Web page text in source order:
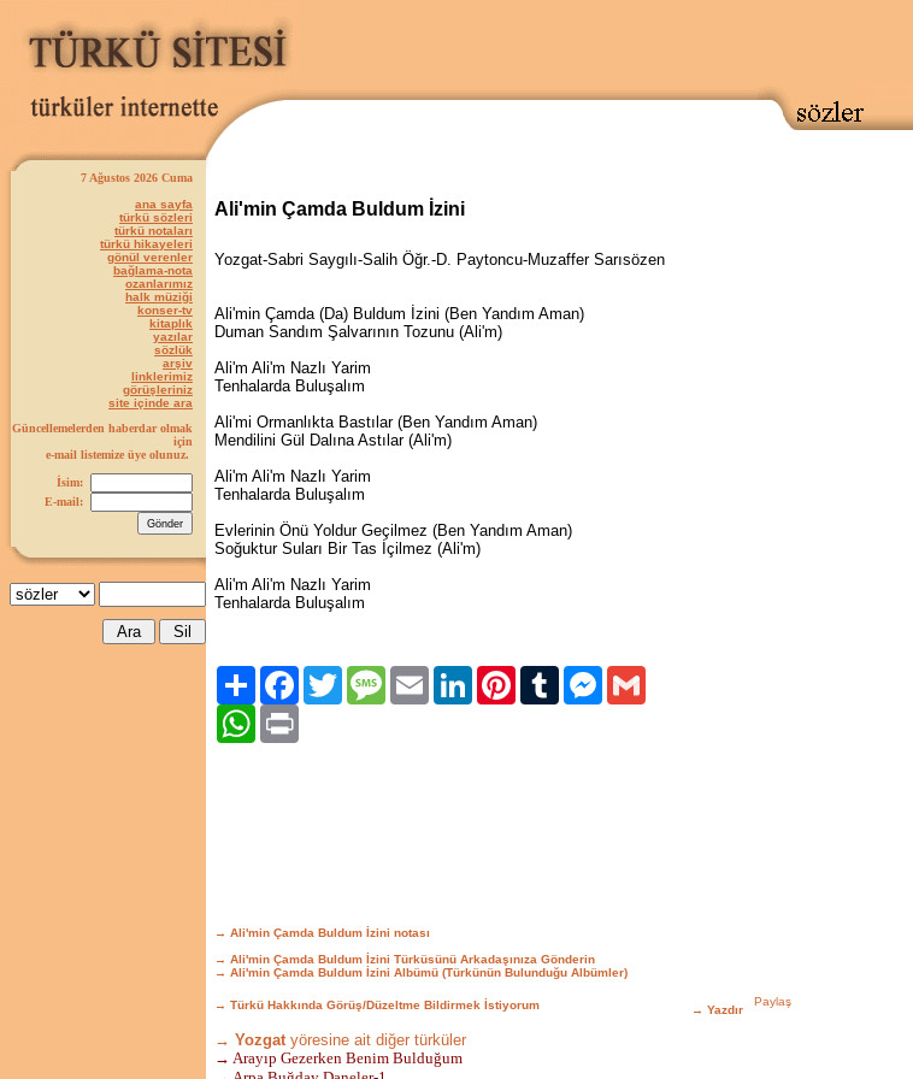
7 Ağustos 2026 Cuma
ana sayfa
türkü sözleri
türkü notaları
türkü hikayeleri
gönül verenler
bağlama-nota
ozanlarımız
halk müziği
konser-tv
kitaplık
yazılar
sözlük
arşiv
linklerimiz
görüşleriniz
site içinde ara
Güncellemelerden haberdar olmak
için
e-mail listemize üye olunuz.
İsim:
E-mail:
Ali'min Çamda Buldum İzini
Yozgat-Sabri Saygılı-Salih Öğr.-D. Paytoncu-Muzaffer Sarısözen
Ali'min Çamda (Da) Buldum İzini (Ben Yandım Aman)
Duman Sandım Şalvarının Tozunu (Ali'm)
Ali'm Ali'm Nazlı Yarim
Tenhalarda Buluşalım
Ali'mi Ormanlıkta Bastılar (Ben Yandım Aman)
Mendilini Gül Dalına Astılar (Ali'm)
Ali'm Ali'm Nazlı Yarim
Tenhalarda Buluşalım
Evlerinin Önü Yoldur Geçilmez (Ben Yandım Aman)
Soğuktur Suları Bir Tas İçilmez (Ali'm)
Ali'm Ali'm Nazlı Yarim
Tenhalarda Buluşalım
Paylaş FacebookTwitter Message Email LinkedIn Pinterest Tumblr Messenger
WhatsApp
→ Ali'min Çamda Buldum İzini notası
→ Ali'min Çamda Buldum İzini Türküsünü Arkadaşınıza Gönderin
→ Ali'min Çamda Buldum İzini Albümü (Türkünün Bulunduğu Albümler)
→ Türkü Hakkında Görüş/Düzeltme Bildirmek İstiyorum → Yazdır
→ Yozgatyöresine ait diğer türküler
→ Arayıp Gezerken Benim Bulduğum